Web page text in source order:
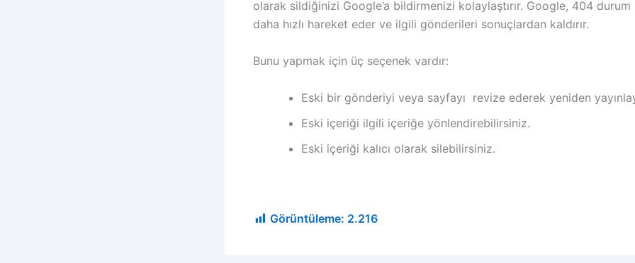
olarak sildiğinizi Google’a bildirmenizi kolaylaştırır. Google, 404
daha hızlı hareket eder ve ilgili gönderileri sonuçlardan kaldırır.
Bunu yapmak için üç seçenek vardır:
Eski bir gönderiyi veya sayfayı revize ederek yeniden
Eski içeriği ilgili içeriğe yönlendirebilirsiniz.
Eski içeriği kalıcı olarak silebilirsiniz.
Görüntüleme: 2.216